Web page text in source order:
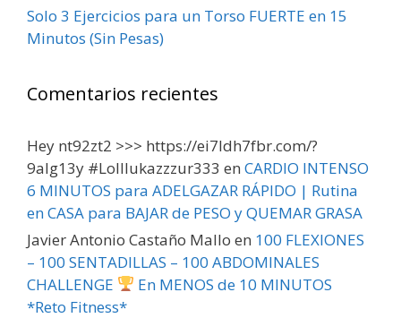
Solo 3 Ejercicios para un Torso FUERTE en 15
Minutos (Sin Pesas)
Comentarios recientes
Hey nt92zt2 >>> https://ei7ldh7fbr.com/?
9alg13y #Lolllukazzzur333 en CARDIO INTENSO
6 MINUTOS para ADELGAZAR RÁPIDO | Rutina
en CASA para BAJAR de PESO y QUEMAR GRASA
Javier Antonio Castaño Mallo en 100 FLEXIONES
– 100 SENTADILLAS – 100 ABDOMINALES
CHALLENGE
En MENOS de 10 MINUTOS
*Reto Fitness*